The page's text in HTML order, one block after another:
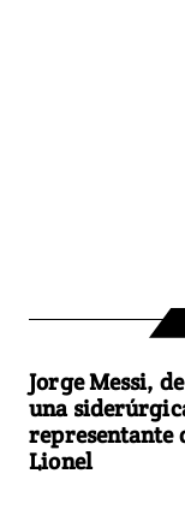
Jorge Messi,
una
representante
Lionel